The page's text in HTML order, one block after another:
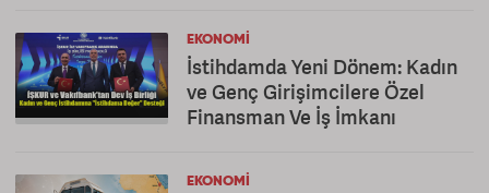
EKONOMI
İstihdamda Yeni Dönem: Kadın
ve Genç Girişimcilere Özel
Finansman Ve İş İmkanı
EKONOMI